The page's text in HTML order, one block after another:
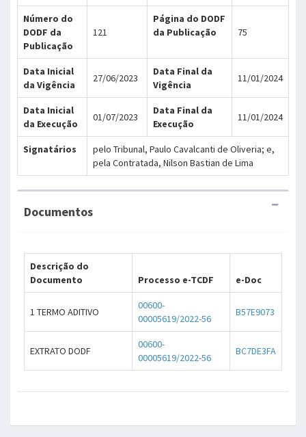
Número do
DODF da
Publicação
121
Página do DODF
da Publicação
75
Data Inicial
da Vigência
27/06/2023
Data Final da
Vigência
11/01/2024
Data Inicial
da Execução
01/07/2023
Data Final da
Execução
11/01/2024
Signatários
pelo Tribunal, Paulo Cavalcanti de Oliveria; e,
pela Contratada, Nilson Bastian de Lima
Documentos
Descrição do
Documento
Processo e-TCDF e-Doc
1 TERMO ADITIVO
00600-
00005619/2022-56
B57E9073
EXTRATO DODF
00600-
00005619/2022-56
BC7DE3FA